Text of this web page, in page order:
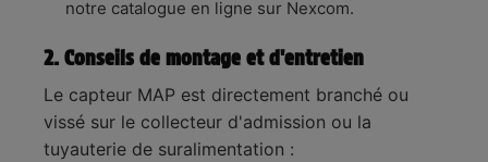
notre catalogue en ligne sur Nexcom.
2. Conseils de montage et d'entretien
Le capteur MAP est directement branché ou
vissé sur le collecteur d'admission ou la
tuyauterie de suralimentation :